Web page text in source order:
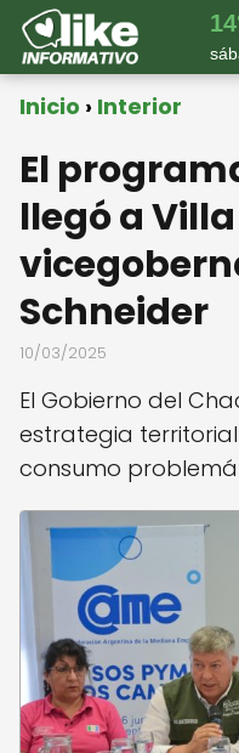
Inicio Interior
El
llegó a
Schneider
10/03/2025
El Gobierno del
estrategia
consumo